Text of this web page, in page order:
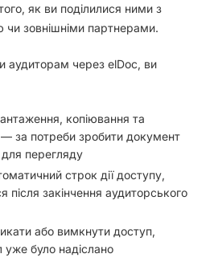
як ви поділилися ними з
зовнішніми партнерами.
аудиторам через elDoc, ви
копіювання та
за потреби зробити документ
перегляду
строк дії доступу,
після закінчення аудиторського
або вимкнути доступ,
уже було надіслано